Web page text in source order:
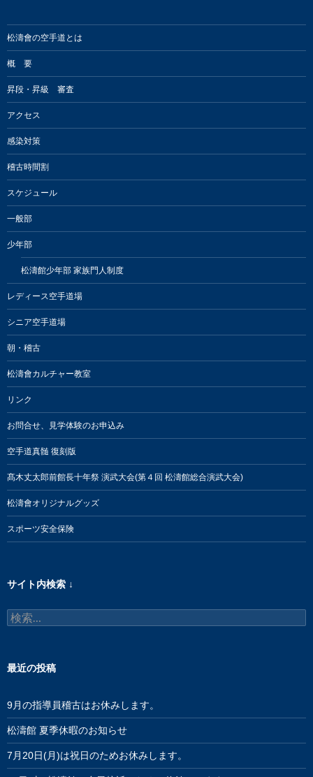
松濤會の空手道とは
概 要
昇段・昇級 審査
アクセス
感染対策
稽古時間割
スケジュール
一般部
少年部
松濤館少年部 家族門人制度
レディース空手道場
シニア空手道場
朝・稽古
松濤會カルチャー教室
リンク
お問合せ、見学体験のお申込み
空手道真髄 復刻版
髙木丈太郎前館長十年祭 演武大会(第４回 松濤館総合演武大会)
松濤會オリジナルグッズ
スポーツ安全保険
サイト内検索 ↓
検
索:
最近の投稿
9月の指導員稽古はお休みします。
松濤館 夏季休暇のお知らせ
7月20日(月)は祝日のためお休みします。